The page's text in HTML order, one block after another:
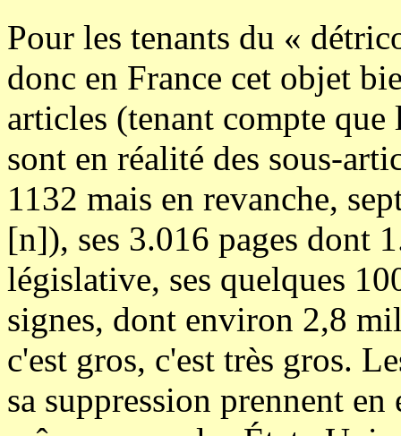
Pour les tenants du «
donc en France cet objet
articles (tenant compte que
sont en réalité des sous-
1132 mais en revanche,
[n]), ses 3.016 pages dont
législative, ses quelques
signes, dont environ 2,8
c'est gros, c'est très gros.
sa suppression prennent